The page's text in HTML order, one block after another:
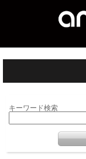
キーワード検索